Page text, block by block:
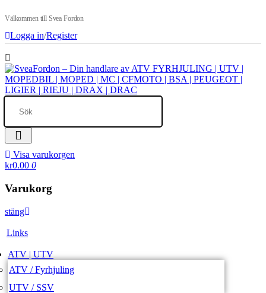
Välkommen till Svea Fordon
Logga in/Register
Visa varukorgen
kr0.00 0
Varukorg
stäng
Links
ATV | UTV
ATV / Fyrhjuling
UTV / SSV